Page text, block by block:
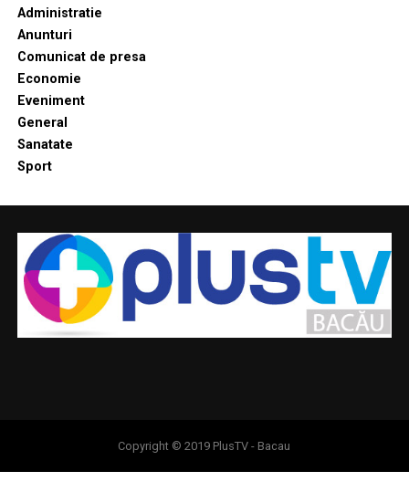
Administratie
Anunturi
Comunicat de presa
Economie
Eveniment
General
Sanatate
Sport
Copyright © 2019 PlusTV - Bacau